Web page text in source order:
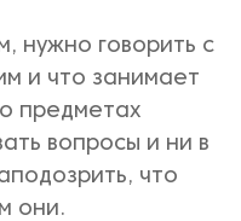
нужно говорить с
и что занимает
предметах
вопросы и ни в
что
они.